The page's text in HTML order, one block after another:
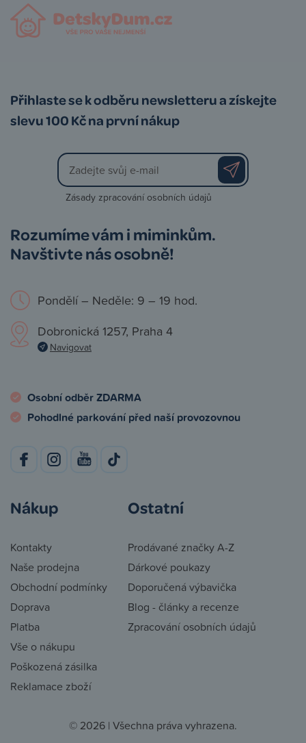
Přihlaste se k odběru newsletteru a získejte
slevu 100 Kč na první nákup
Zásady zpracování osobních údajů
Rozumíme vám i miminkům.
Navštivte nás osobně!
Pondělí – Neděle: 9 – 19 hod.
Dobronická 1257, Praha 4
Navigovat
Osobní odběr ZDARMA
Pohodlné parkování před naší provozovnou
Nákup
Kontakty
Naše prodejna
Obchodní podmínky
Doprava
Platba
Vše o nákupu
Poškozená zásilka
Reklamace zboží
Ostatní
Prodávané značky A-Z
Dárkové poukazy
Doporučená výbavička
Blog - články a recenze
Zpracování osobních údajů
© 2026 | Všechna práva vyhrazena.